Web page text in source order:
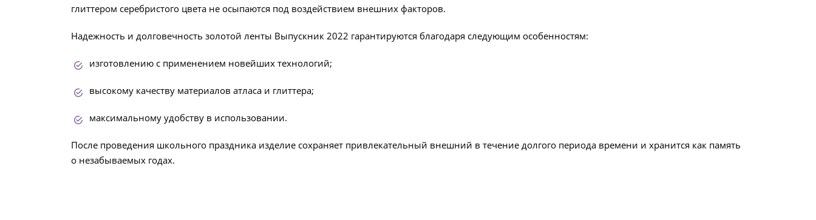
глиттером серебристого цвета не осыпаются под воздействием внешних факторов.
Надежность и долговечность золотой ленты Выпускник 2022 гарантируются благодаря следующим особенностям:
изготовлению с применением новейших технологий;
высокому качеству материалов атласа и глиттера;
максимальному удобству в использовании.
После проведения школьного праздника изделие сохраняет привлекательный внешний в течение долгого периода времени и хранится как память
о незабываемых годах.